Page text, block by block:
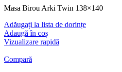
Masa Birou Arki Twin 138×140
Adăugați la lista de dorințe
Adaugă în coș
Vizualizare rapidă
Compară